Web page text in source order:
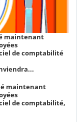
maintenant
de comptabilité
maintenant
de comptabilité,